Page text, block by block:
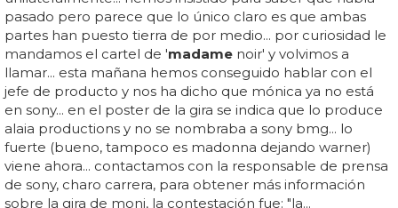
Mónica Naranjo abandona Sony BMG
La responsable de prensa estaba más bien perpleja y no
tenía noticias de esa nueva gira de mónica... o que una de